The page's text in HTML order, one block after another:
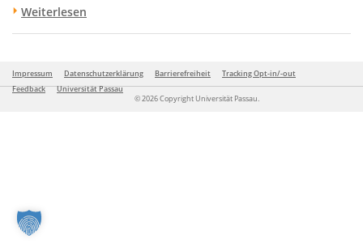
Weiterlesen
Impressum Datenschutzerklärung Barrierefreiheit
Tracking Opt-in/-out
Feedback
Universität Passau
© 2026 Copyright Universität Passau.